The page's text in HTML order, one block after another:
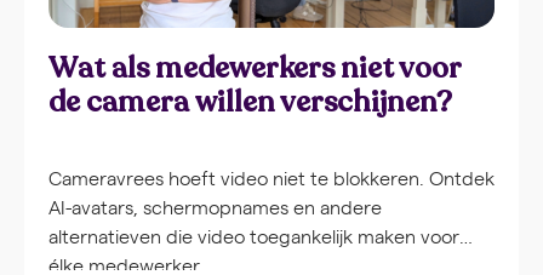
Wat als medewerkers niet voor
de camera willen verschijnen?
Cameravrees hoeft video niet te blokkeren. Ontdek
AI-avatars, schermopnames en andere
alternatieven die video toegankelijk maken voor
élke medewerker.